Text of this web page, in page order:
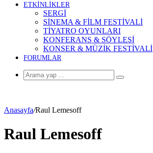
ETKİNLİKLER
SERGİ
SİNEMA & FİLM FESTİVALİ
TİYATRO OYUNLARI
KONFERANS & SÖYLEŞİ
KONSER & MÜZİK FESTİVALİ
FORUMLAR
Arama
Anasayfa/Raul Lemesoff
Raul Lemesoff